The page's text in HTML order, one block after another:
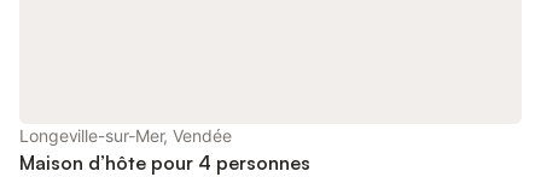
Longeville-sur-Mer, Vendée
Maison d’hôte pour 4 personnes